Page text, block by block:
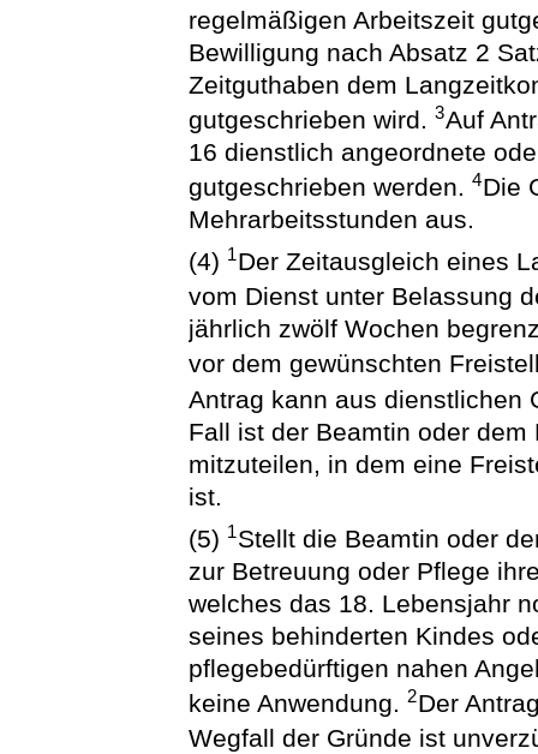
regelmäßigen Arbeitszeit
Bewilligung nach Absatz 2
Zeitguthaben dem
gutgeschrieben wird.3Auf
16 dienstlich angeordnete
gutgeschrieben werden.4Die
Mehrarbeitsstunden aus.
(4) 1Der Zeitausgleich eines
vom Dienst unter Belassung
jährlich zwölf Wochen
vor dem gewünschten
Antrag kann aus dienstlichen
Fall ist der Beamtin oder
mitzuteilen, in dem eine
ist.
(5) 1Stellt die Beamtin oder
zur Betreuung oder Pflege
welches das 18. Lebensjahr
seines behinderten Kindes
pflegebedürftigen nahen
keine Anwendung.2Der
Wegfall der Gründe ist